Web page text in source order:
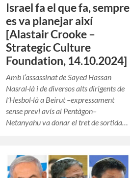
Israel fa el que fa, sempre
es va planejar així
[Alastair Crooke –
Strategic Culture
Foundation, 14.10.2024]
Amb l’assassinat de Sayed Hassan
Nasral·là i de diversos alts dirigents de
l’Hesbol·là a Beirut –expressament
sense previ avís al Pentàgon–
Netanyahu va donar el tret de sortida…